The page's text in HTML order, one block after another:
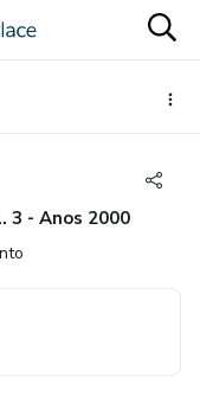
3 - Anos 2000